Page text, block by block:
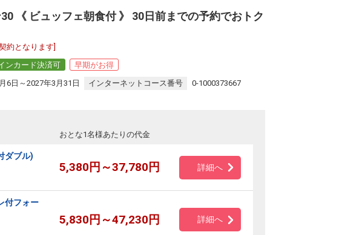
《 ビュッフェ朝食付 》 30日前までの予約でおトク
約となります]
ンカード決済可
早期がお得
6日～2027年3月31日 インターネットコース番号 0-1000373667
おとな1名様あたりの代金
ダブル)
5,380円～37,780円 詳細へ
付フォー
5,830円～47,230円 詳細へ